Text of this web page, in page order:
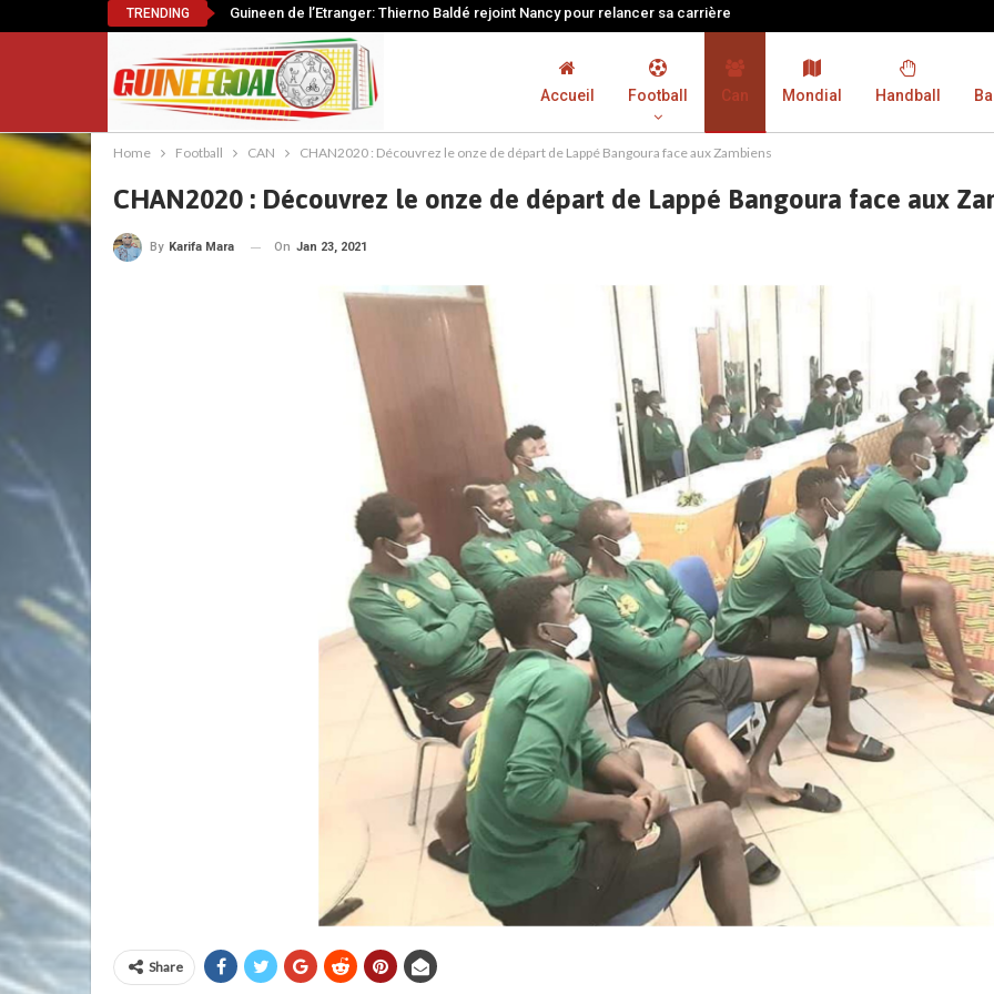
TRENDING Guineen de l’Etranger: Thierno Baldé rejoint Nancy pour relancer sa carrière
Accueil Football Can Mondial Handball
Home Football CAN CHAN2020 : Découvrez le onze de départ de Lappé Bangoura face aux Zambiens
CHAN2020 : Découvrez le onze de départ de Lappé Bangoura face aux
By Karifa Mara On Jan 23, 2021
Share